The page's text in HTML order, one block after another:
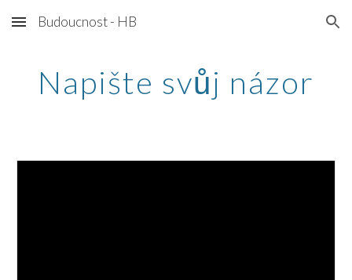
Skip to main content Skip to navigation
Budoucnost - HB
Napište svůj názor